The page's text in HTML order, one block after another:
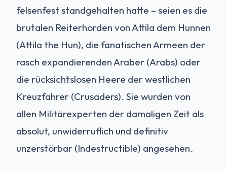
felsenfest standgehalten hatte – seien es die
brutalen Reiterhorden von Attila dem Hunnen
(Attila the Hun), die fanatischen Armeen der
rasch expandierenden Araber (Arabs) oder
die rücksichtslosen Heere der westlichen
Kreuzfahrer (Crusaders). Sie wurden von
allen Militärexperten der damaligen Zeit als
absolut, unwiderruflich und definitiv
unzerstörbar (Indestructible) angesehen.